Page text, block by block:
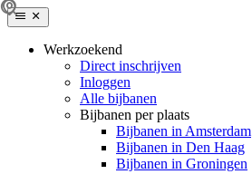
Werkzoekend
Direct inschrijven
Inloggen
Alle bijbanen
Bijbanen per plaats
Bijbanen in Amsterdam
Bijbanen in Den Haag
Bijbanen in Groningen